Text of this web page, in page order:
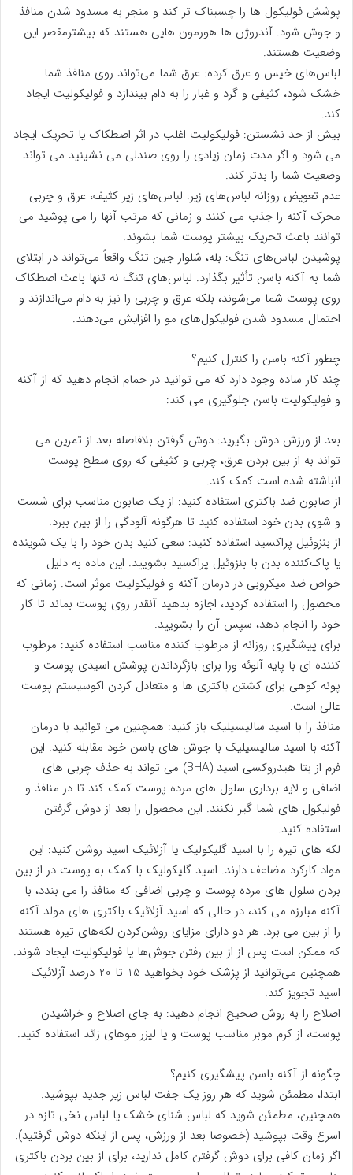
پوشش فولیکول ها را چسبناک تر کند و منجر به مسدود شدن منافذ
و جوش شود. آندروژن ها هورمون هایی هستند که بیشترمقصر این
وضعیت هستند.
لباس‌های خیس و عرق‌ کرده: عرق شما می‌تواند روی منافذ شما
خشک شود، کثیفی و گرد و غبار را به دام بیندازد و فولیکولیت ایجاد
کند.
بیش از حد نشستن: فولیکولیت اغلب در اثر اصطکاک یا تحریک ایجاد
می شود و اگر مدت زمان زیادی را روی صندلی می نشینید می تواند
وضعیت شما را بدتر کند.
عدم تعویض روزانه لباس‌های زیر: لباس‌های زیر کثیف، عرق و چربی
محرک آکنه را جذب می کنند و زمانی که مرتب آنها را می پوشید می
توانند باعث تحریک بیشتر پوست شما بشوند.
پوشیدن لباس‌های تنگ: بله، شلوار جین تنگ واقعاً می‌تواند در ابتلای
شما به آکنه باسن تأثیر بگذارد. لباس‌های تنگ نه تنها باعث اصطکاک
روی پوست شما می‌شوند، بلکه عرق و چربی را نیز به دام می‌اندازند و
احتمال مسدود شدن فولیکول‌های مو را افزایش می‌دهند.
چطور آکنه باسن را کنترل کنیم؟
چند کار ساده وجود دارد که می توانید در حمام انجام دهید که از آکنه
و فولیکولیت باسن جلوگیری می کند:
بعد از ورزش دوش بگیرید: دوش گرفتن بلافاصله بعد از تمرین می
تواند به از بین بردن عرق، چربی و کثیفی که روی سطح پوست
انباشته شده است کمک کند.
از صابون ضد باکتری استفاده کنید: از یک صابون مناسب برای شست
و شوی بدن خود استفاده کنید تا هرگونه آلودگی را از بین ببرد.
از بنزوئیل پراکسید استفاده کنید: سعی کنید بدن خود را با یک شوینده
یا پاک‌کننده بدن با بنزوئیل پراکسید بشویید. این ماده به دلیل
خواص ضد میکروبی در درمان آکنه و فولیکولیت موثر است. زمانی که
محصول را استفاده کردید، اجازه بدهید آنقدر روی پوست بماند تا کار
خود را انجام دهد، سپس آن را بشویید.
برای پیشگیری روزانه از مرطوب کننده مناسب استفاده کنید: مرطوب
کننده ای با پایه آلوئه ورا برای بازگرداندن پوشش اسیدی پوست و
پونه کوهی برای کشتن باکتری ها و متعادل کردن اکوسیستم پوست
عالی است.
منافذ را با اسید سالیسیلیک باز کنید: همچنین می توانید با درمان
آکنه با اسید سالیسیلیک با جوش های باسن خود مقابله کنید. این
فرم از بتا هیدروکسی اسید (BHA) می تواند به حذف چربی های
اضافی و لایه برداری سلول های مرده پوست کمک کند تا در منافذ و
فولیکول های شما گیر نکنند. این محصول را بعد از دوش گرفتن
استفاده کنید.
لکه های تیره را با اسید گلیکولیک یا آزلائیک اسید روشن کنید: این
مواد کارکرد مضاعف دارند. اسید گلیکولیک با کمک به پوست در از بین
بردن سلول های مرده پوست و چربی اضافی که منافذ را می بندد، با
آکنه مبارزه می کند، در حالی که اسید آزلائیک باکتری های مولد آکنه
را از بین می برد. هر دو دارای مزایای روشن‌کردن لکه‌های تیره هستند
که ممکن است پس از از بین رفتن جوش‌ها یا فولیکولیت ایجاد شوند.
همچنین می‌توانید از پزشک خود بخواهید 15 تا 20 درصد آزلائیک
اسید تجویز کند.
اصلاح را به روش صحیح انجام دهید: به جای اصلاح و خراشیدن
پوست، از کرم موبر مناسب پوست و یا لیزر موهای زائد استفاده کنید.
چگونه از آکنه باسن پیشگیری کنیم؟
ابتدا، مطمئن شوید که هر روز یک جفت لباس زیر جدید بپوشید.
همچنین، مطمئن شوید که لباس شنای خشک یا لباس نخی تازه در
اسرع وقت بپوشید (خصوصا بعد از ورزش، پس از اینکه دوش گرفتید).
اگر زمان کافی برای دوش گرفتن کامل ندارید، برای از بین بردن باکتری